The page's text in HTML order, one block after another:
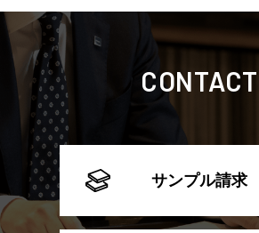
CONTACT
サンプル請求